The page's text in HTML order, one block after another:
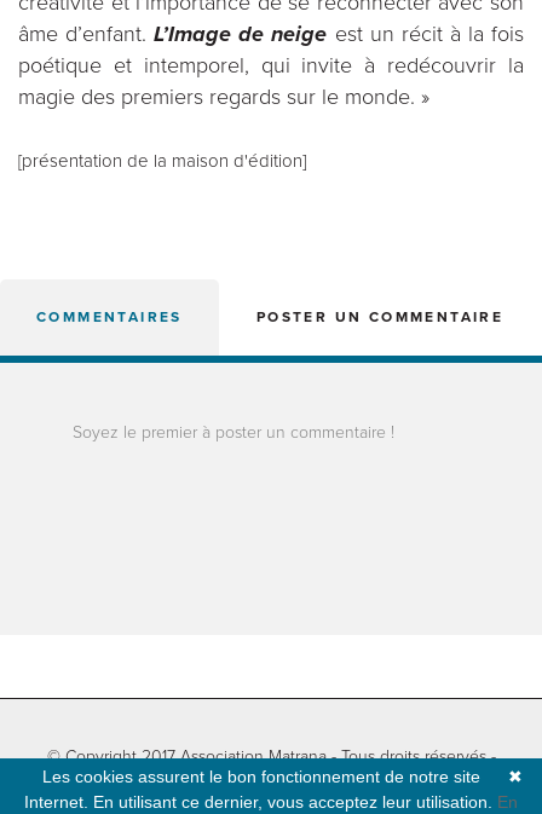
âme d’enfant.L’Image de neige est un récit à la fois
poétique et intemporel, qui invite à redécouvrir la
magie des premiers regards sur le monde. »
[présentation de la maison d'édition]
COMMENTAIRES POSTER UN COMMENTAIRE
Soyez le premier à poster un commentaire !
© Copyright 2017 Association Matrana - Tous droits réservés -
Informations légales- Plan du site- Développé parNatural-net
✖
Les cookies assurent le bon fonctionnement de notre site
Internet. En utilisant ce dernier, vous acceptez leur utilisation. En